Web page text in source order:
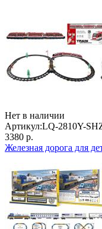
Нет в наличии
Артикул:LQ-2810Y-
3380 р.
Железная дорога для